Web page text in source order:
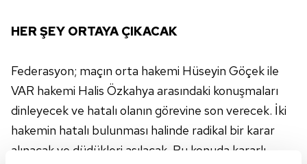
HER ŞEY ORTAYA ÇIKACAK
Federasyon; maçın orta hakemi Hüseyin Göçek ile
VAR hakemi Halis Özkahya arasındaki konuşmaları
dinleyecek ve hatalı olanın görevine son verecek. İki
hakemin hatalı bulunması halinde radikal bir karar
alınacak ve düdükleri asılacak. Bu konuda kararlı